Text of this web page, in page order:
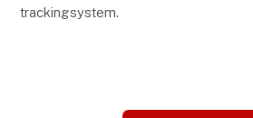
trackingsystem.